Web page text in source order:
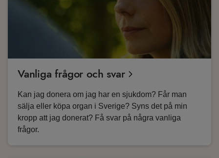
Vanliga frågor och svar
Kan jag donera om jag har en sjukdom? Får man
sälja eller köpa organ i Sverige? Syns det på min
kropp att jag donerat? Få svar på några vanliga
frågor.